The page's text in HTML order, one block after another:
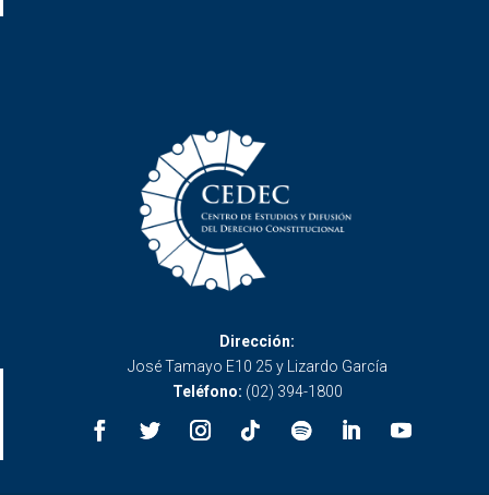
Dirección:
José Tamayo E10 25 y Lizardo García
Teléfono: (02) 394-1800